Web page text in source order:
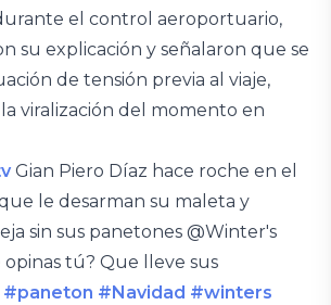
el control aeroportuario,
su explicación y señalaron que se
de tensión previa al viaje,
viralización del momento en
Gian Piero Díaz hace roche en el
le desarman su maleta y
sin sus panetones @Winter's
opinas tú? Que lleve sus
#paneton #Navidad #winters